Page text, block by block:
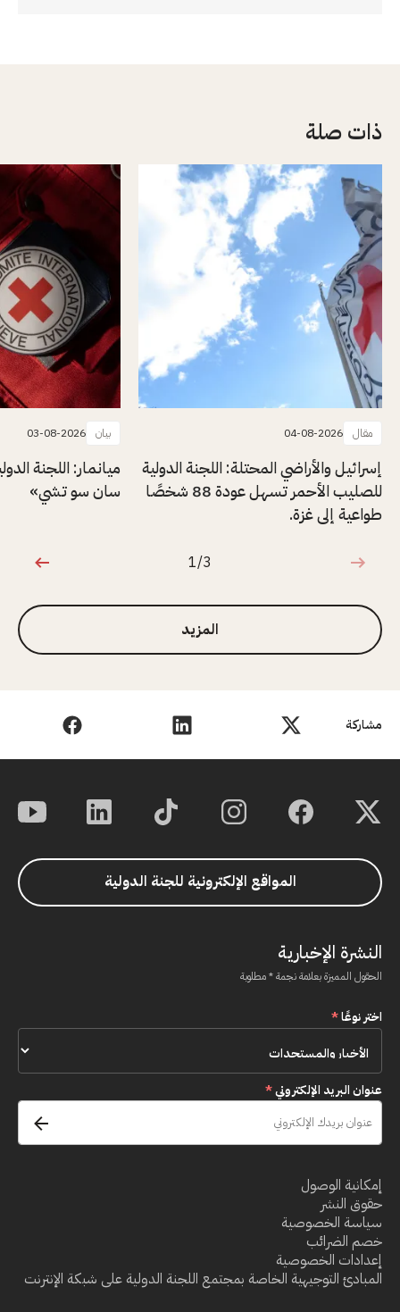
مشاركة
ذات صلة
مقال 04-08-2026
إسرائيل والأراضي المحتلة: اللجنة الدولية
للصليب الأحمر تسهل عودة 88 شخصًا
طواعية إلى غزة.
بيان 03-08-2026
ميانمار: اللجنة
سان سو تشي»
1 من 3
1/3
المزيد
المواقع الإلكترونية للجنة الدولية
النشرة الإخبارية
الحقول المميزة بعلامة نجمة * مطلوبة
اختر نوعًا*
عنوان البريد الإلكتروني*
إمكانية الوصول
حقوق النشر
سياسة الخصوصية
خصم الضرائب
إعدادات الخصوصية
المبادئ التوجيهية الخاصة بمجتمع اللجنة الدولية على شبكة الإنترنت